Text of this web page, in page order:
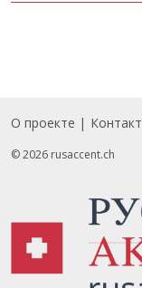
Footer
О проекте
© 2026 rusaccent.ch